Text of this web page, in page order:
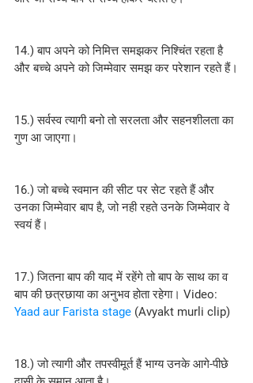
14.) बाप अपने को निमित्त समझकर निश्चिंत रहता है
और बच्चे अपने को जिम्मेवार समझ कर परेशान रहते हैं।
15.) सर्वस्व त्यागी बनो तो सरलता और सहनशीलता का
गुण आ जाएगा।
16.) जो बच्चे स्वमान की सीट पर सेट रहते हैं और
उनका जिम्मेवार बाप है, जो नही रहते उनके जिम्मेवार वे
स्वयं हैं।
17.) जितना बाप की याद में रहेंगे तो बाप के साथ का व
बाप की छत्रछाया का अनुभव होता रहेगा। Video:
Yaad aur Farista stage (Avyakt murli clip)
18.) जो त्यागी और तपस्वीमूर्त हैं भाग्य उनके आगे-पीछे